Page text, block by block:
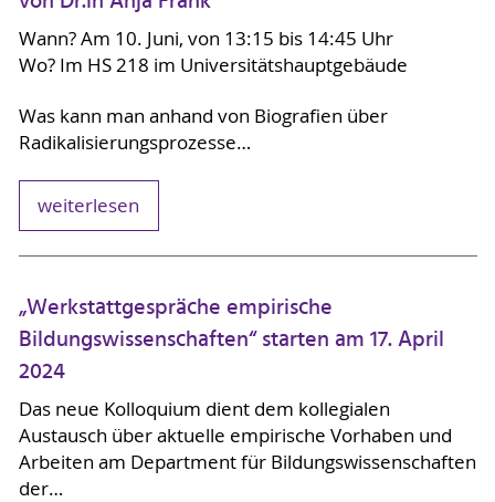
Wann? Am 10. Juni, von 13:15 bis 14:45 Uhr
Wo? Im HS 218 im Universitätshauptgebäude
Was kann man anhand von Biografien über
Radikalisierungsprozesse…
weiterlesen
„Werkstattgespräche empirische
Bildungswissenschaften“ starten am 17. April
2024
Das neue Kolloquium dient dem kollegialen
Austausch über aktuelle empirische Vorhaben und
Arbeiten am Department für Bildungswissenschaften
der…